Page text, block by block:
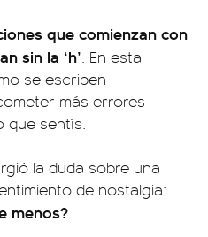
que comienzan con
sin la ‘h’. En esta
se escriben
más errores
que sentís.
la duda sobre una
de nostalgia:
menos?